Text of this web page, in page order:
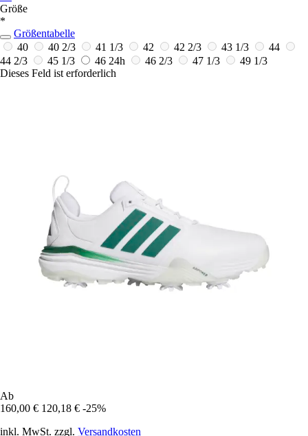
Größe
*
Größentabelle
40
40 2/3 41 1/3 42 42 2/3 43 1/3
44
44 2/3
45 1/3 46 24h 46 2/3 47 1/3
49 1/3
Dieses Feld ist erforderlich
Ab
160,00 € 120,18 € -25%
inkl. MwSt. zzgl. Versandkosten